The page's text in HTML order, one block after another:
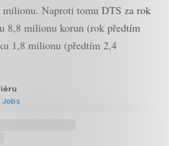
Naproti tomu DTS za rok
8,8 milionu korun (rok předtím
1,8 milionu (předtím 2,4
Jobs